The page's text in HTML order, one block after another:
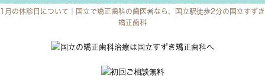
1月の休診日について｜国立で矯正歯科の歯医者なら、国立駅徒歩2分の国立すずき
矯正歯科